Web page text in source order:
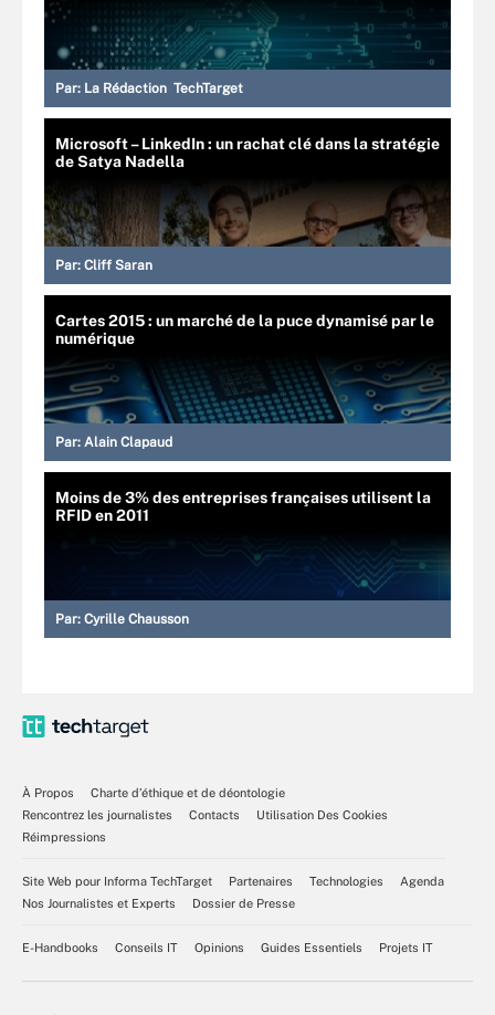
Par: La Rédaction TechTarget
Microsoft – LinkedIn : un rachat clé dans la stratégie
de Satya Nadella
Par: Cliff Saran
Cartes 2015 : un marché de la puce dynamisé par le
numérique
Par: Alain Clapaud
Moins de 3% des entreprises françaises utilisent la
RFID en 2011
Par: Cyrille Chausson
À Propos
Charte d’éthique et de déontologie
Rencontrez les journalistes
Contacts
Utilisation Des Cookies
Réimpressions
Site Web pour Informa TechTarget Partenaires Technologies
Agenda
Nos Journalistes et Experts
Dossier de Presse
E-Handbooks Conseils IT Opinions Guides Essentiels Projets IT